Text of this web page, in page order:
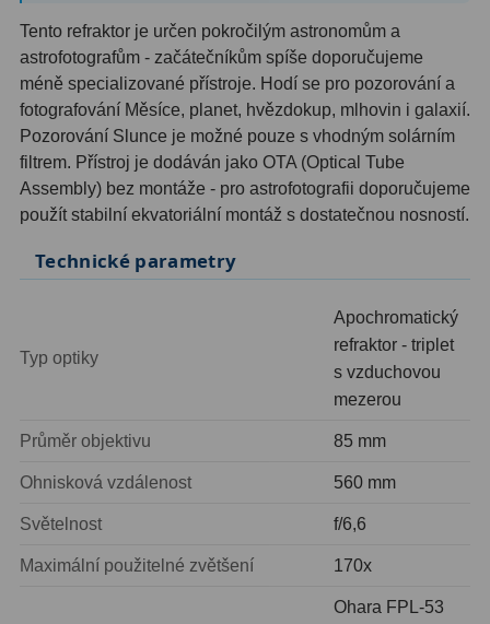
Planetární kamery19
Deep-Sky kamery
Guiding kamery14
T-kroužky16
Adaptéry T239
Filtry L-RGB
Filtry CCD Hα, OIII 7
Tento refraktor je určen pokročilým astronomům a
astrofotografům - začátečníkům spíše doporučujeme
méně specializované přístroje. Hodí se pro pozorování a
fotografování Měsíce, planet, hvězdokup, mlhovin i galaxií.
Pozorování Slunce je možné pouze s vhodným solárním
filtrem. Přístroj je dodáván jako OTA (Optical Tube
Assembly) bez montáže - pro astrofotografii doporučujeme
použít stabilní ekvatoriální montáž s dostatečnou nosností.
Technické parametry
Typ optiky
Apochromatický
refraktor - triplet
s vzduchovou
mezerou
Průměr objektivu 85 mm
Ohnisková vzdálenost 560 mm
Světelnost f/6,6
Maximální použitelné zvětšení 170x
Ohara FPL-53